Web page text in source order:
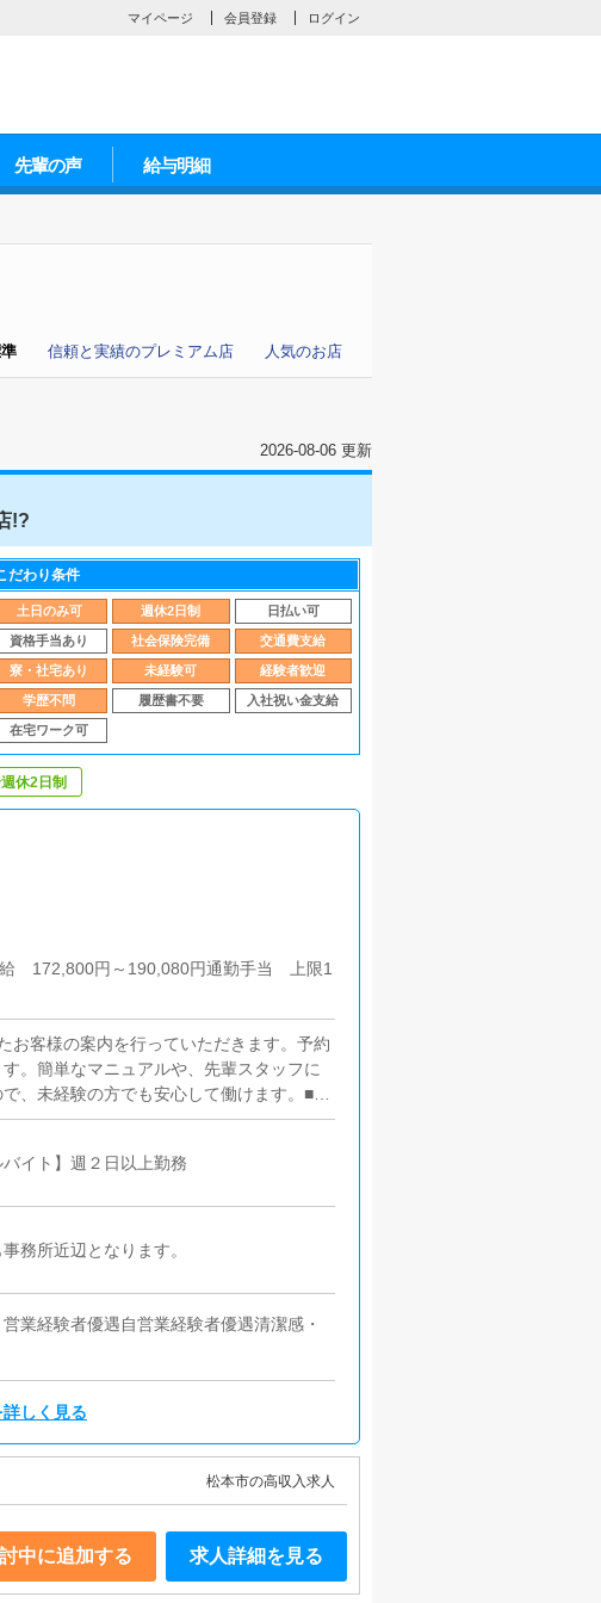
マイページ 会員登録 ログイン
先輩の声 給与明細
人気のお店
信頼と実績のプレミアム店
2026-08-06 更新
!?
だわり条件
土日のみ可 週休2日制 日払い可
資格手当あり 社会保険完備 交通費支給
寮・社宅あり 未経験可 経験者歓迎
学歴不問 履歴書不要 入社祝い金支給
在宅ワーク可
休2日制
給 172,800円～190,080円通勤手当 上限1
お客様の案内を行っていただきます。予約
。簡単なマニュアルや、先輩スタッフに
、未経験の方でも安心して働けます。■キ
げるようにインターネットを使ったPR
きます。キャストの出勤情報やイベン
備品の管理・補充を行っていただきま
イト】週２日以上勤務
務所近辺となります。
業経験者優遇自営業経験者優遇清潔感・
しく見る
松本市の高収入求人
中に追加する 求人詳細を見る